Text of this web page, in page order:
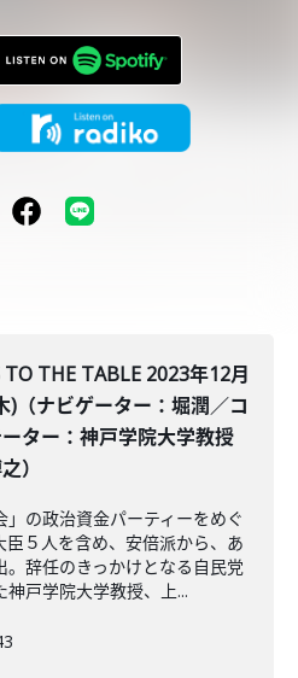
TO THE TABLE 2023年12月
)（ナビゲーター：堀潤／コ
ター：神戸学院大学教授
）
の政治資金パーティーをめぐ
５人を含め、安倍派から、あ
。辞任のきっかけとなる自民党
戸学院大学教授、上...